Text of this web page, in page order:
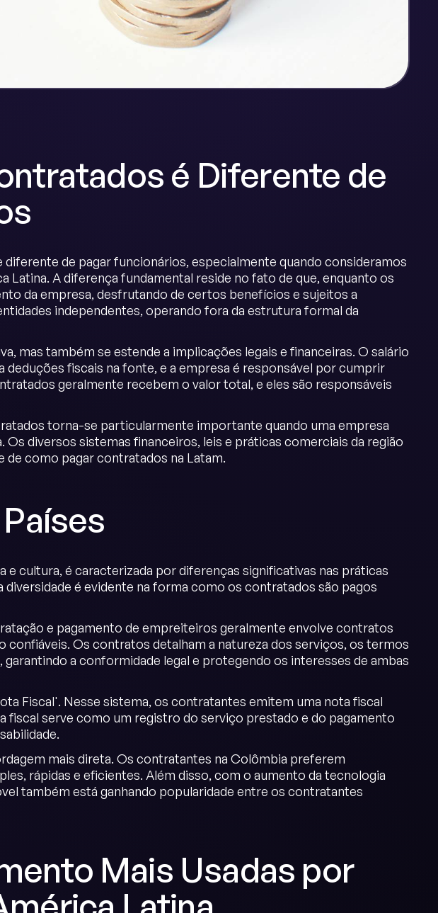
é Diferente de
de pagar funcionários, especialmente quando consideramos
Latina. A diferença fundamental reside no fato de que, enquanto os
da empresa, desfrutando de certos benefícios e sujeitos a
independentes, operando fora da estrutura formal da
mas também se estende a implicações legais e financeiras. O salário
fiscais na fonte, e a empresa é responsável por cumprir
geralmente recebem o valor total, e eles são responsáveis
torna-se particularmente importante quando uma empresa
diversos sistemas financeiros, leis e práticas comerciais da região
como pagar contratados na Latam.
e cultura, é caracterizada por diferenças significativas nas práticas
diversidade é evidente na forma como os contratados são pagos
e pagamento de empreiteiros geralmente envolve contratos
confiáveis. Os contratos detalham a natureza dos serviços, os termos
a conformidade legal e protegendo os interesses de ambas
Fiscal'. Nesse sistema, os contratantes emitem uma nota fiscal
fiscal serve como um registro do serviço prestado e do pagamento
mais direta. Os contratantes na Colômbia preferem
rápidas e eficientes. Além disso, com o aumento da tecnologia
também está ganhando popularidade entre os contratantes
Mais Usadas por